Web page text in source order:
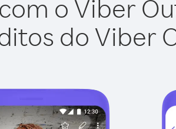
o Viber
do Viber